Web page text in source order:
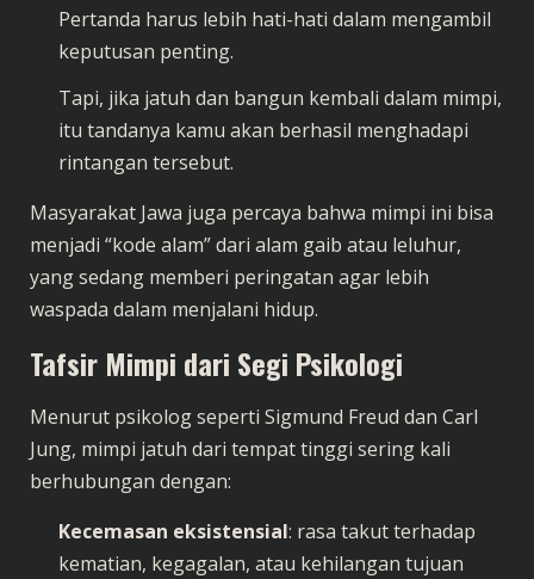
Pertanda harus lebih hati-hati dalam mengambil
keputusan penting.
Tapi, jika jatuh dan bangun kembali dalam mimpi,
itu tandanya kamu akan berhasil menghadapi
rintangan tersebut.
Masyarakat Jawa juga percaya bahwa mimpi ini bisa
menjadi “kode alam” dari alam gaib atau leluhur,
yang sedang memberi peringatan agar lebih
waspada dalam menjalani hidup.
Tafsir Mimpi dari Segi Psikologi
Menurut psikolog seperti Sigmund Freud dan Carl
Jung, mimpi jatuh dari tempat tinggi sering kali
berhubungan dengan:
Kecemasan eksistensial: rasa takut terhadap
kematian, kegagalan, atau kehilangan tujuan